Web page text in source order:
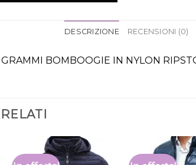
DESCRIZIONE RECENSIONI (0)
BOMBOOGIE IN NYLON